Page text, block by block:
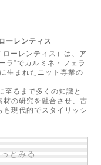
ーレンティス
ーレンティス）は、ア
ラ”でカルミネ・フェラ
生まれたニット専業の
至るまで多くの知識と
材の研究を融合させ、古
現代的でスタイリッシ
とみる